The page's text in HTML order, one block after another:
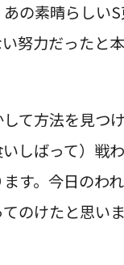
の素晴らしい
努力だったと
て方法を見つ
しばって）戦
す。今日のわ
のけたと思いま